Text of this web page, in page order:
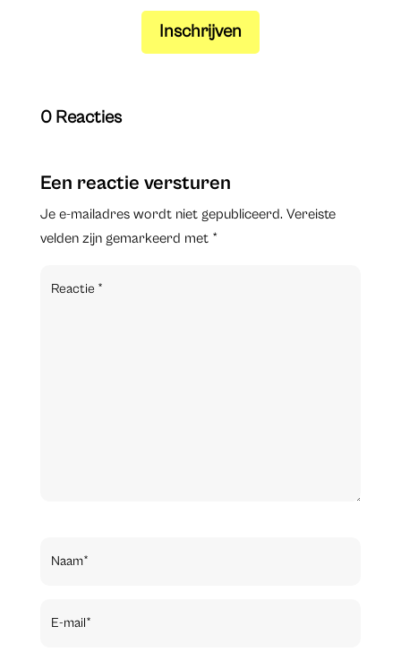
Inschrijven
0 Reacties
Een reactie versturen
Je e-mailadres wordt niet gepubliceerd. Vereiste
velden zijn gemarkeerd met *